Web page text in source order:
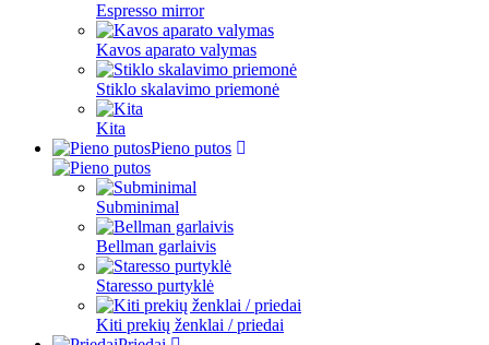
Espresso mirror
Kavos aparato valymas
Stiklo skalavimo priemonė
Kita
Pieno putos
Subminimal
Bellman garlaivis
Staresso purtyklė
Kiti prekių ženklai / priedai